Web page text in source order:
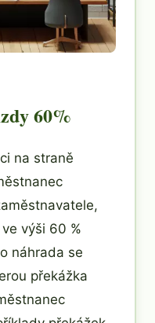
60%
na straně
výši 60 %
náhrada se
překážka